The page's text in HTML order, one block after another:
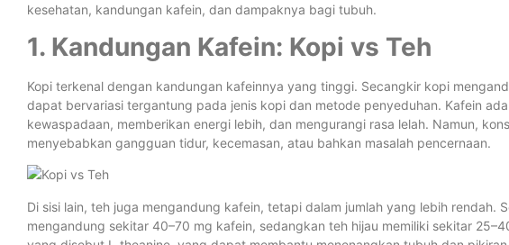
kesehatan, kandungan kafein, dan dampaknya bagi tubuh.
1. Kandungan Kafein: Kopi vs Teh
Kopi terkenal dengan kandungan kafeinnya yang tinggi. Secangkir kopi
dapat bervariasi tergantung pada jenis kopi dan metode penyeduhan. Kafein
kewaspadaan, memberikan energi lebih, dan mengurangi rasa lelah. Namun,
menyebabkan gangguan tidur, kecemasan, atau bahkan masalah pencernaan.
Di sisi lain, teh juga mengandung kafein, tetapi dalam jumlah yang lebih rendah.
mengandung sekitar 40–70 mg kafein, sedangkan teh hijau memiliki sekitar